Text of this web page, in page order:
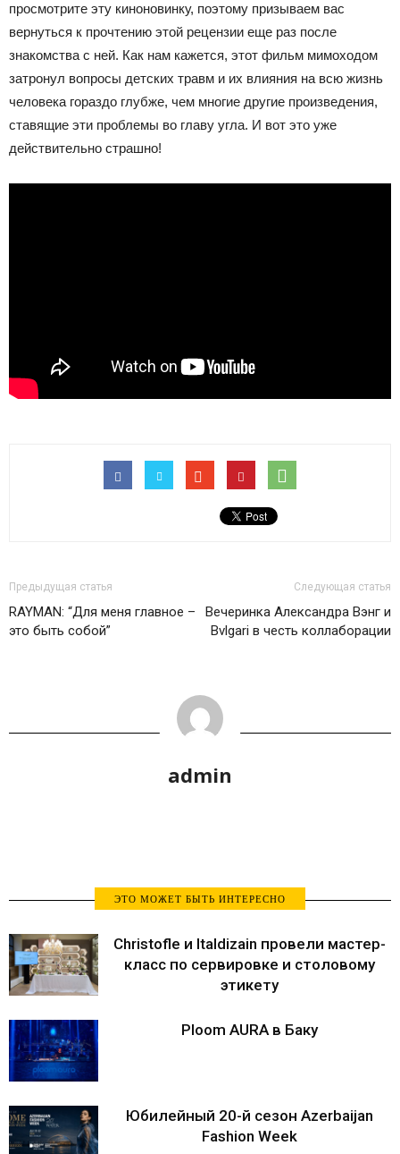
просмотрите эту киноновинку, поэтому призываем вас
вернуться к прочтению этой рецензии еще раз после
знакомства с ней. Как нам кажется, этот фильм мимоходом
затронул вопросы детских травм и их влияния на всю жизнь
человека гораздо глубже, чем многие другие произведения,
ставящие эти проблемы во главу угла. И вот это уже
действительно страшно!
Предыдущая статья
RAYMAN: “Для меня главное –
это быть собой”
Следующая статья
Вечеринка Александра Вэнг и
Bvlgari в честь коллаборации
admin
ЭТО МОЖЕТ БЫТЬ ИНТЕРЕСНО
Christofle и Italdizain провели мастер-
класс по сервировке и столовому
этикету
Ploom AURA в Баку
Юбилейный 20-й сезон Azerbaijan
Fashion Week